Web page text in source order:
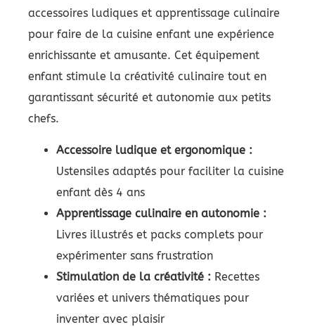
accessoires ludiques et apprentissage culinaire
pour faire de la cuisine enfant une expérience
enrichissante et amusante. Cet équipement
enfant stimule la créativité culinaire tout en
garantissant sécurité et autonomie aux petits
chefs.
Accessoire ludique et ergonomique :
Ustensiles adaptés pour faciliter la cuisine
enfant dès 4 ans
Apprentissage culinaire en autonomie :
Livres illustrés et packs complets pour
expérimenter sans frustration
Stimulation de la créativité : Recettes
variées et univers thématiques pour
inventer avec plaisir